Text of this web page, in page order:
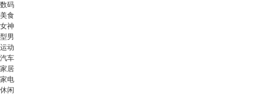
数码
美食
女神
型男
运动
汽车
家居
家电
休闲